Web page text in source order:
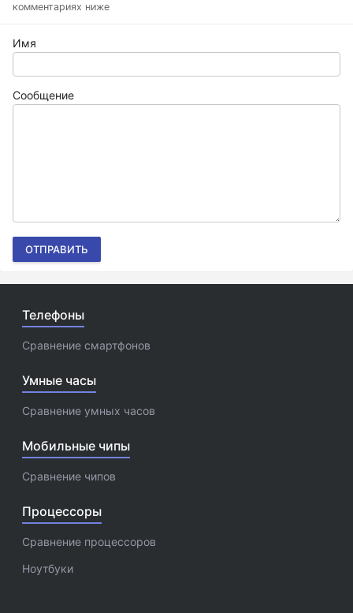
комментариях ниже
Имя
Сообщение
ОТПРАВИТЬ
Телефоны
Сравнение смартфонов
Умные часы
Сравнение умных часов
Мобильные чипы
Сравнение чипов
Процессоры
Сравнение процессоров
Ноутбуки